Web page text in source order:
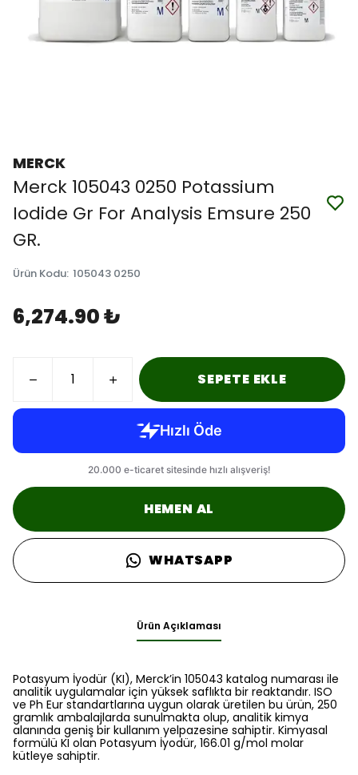
MERCK
Merck 105043 0250 Potassium
Iodide Gr For Analysis Emsure 250
GR.
Ürün Kodu: 105043 0250
6,274.90 ₺
SEPETE EKLE
HEMEN AL
WHATSAPP
Ürün Açıklaması
Potasyum İyodür (KI), Merck’in 105043 katalog numarası ile
analitik uygulamalar için yüksek saflıkta bir reaktandır. ISO
ve Ph Eur standartlarına uygun olarak üretilen bu ürün, 250
gramlık ambalajlarda sunulmakta olup, analitik kimya
alanında geniş bir kullanım yelpazesine sahiptir. Kimyasal
formülü KI olan Potasyum İyodür, 166.01 g/mol molar
kütleye sahiptir.